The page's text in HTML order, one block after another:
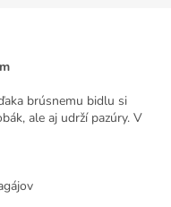
brúsnemu bidlu si
ale aj udrží pazúry. V